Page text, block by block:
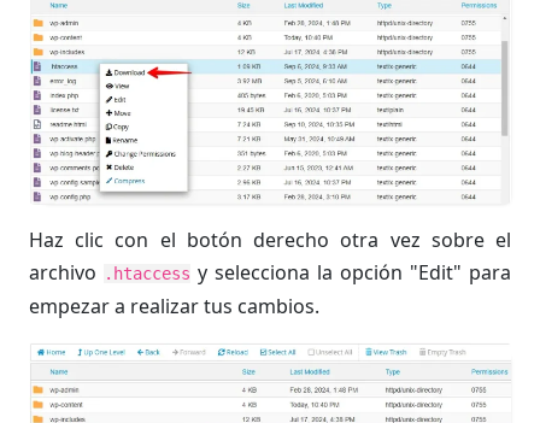
Haz clic con el botón derecho otra vez sobre el
archivo
.htaccess y selecciona la opción "Edit" para
empezar a realizar tus cambios.